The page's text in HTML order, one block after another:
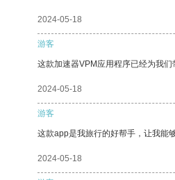
2024-05-18
游客
这款加速器VPM应用程序已经为我们
2024-05-18
游客
这款app是我旅行的好帮手，让我能
2024-05-18